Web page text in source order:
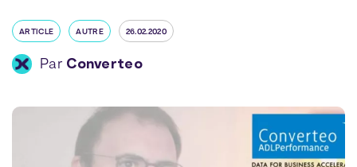
ARTICLE AUTRE 26.02.2020
Par Converteo